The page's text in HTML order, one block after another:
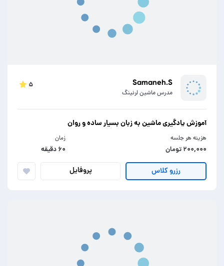
Samaneh.S
مدرس ماشین لرنینگ
۵
آموزش یادگیری ماشین به زبان بسیار ساده و روان
هزینه هر جلسه
۲۰۰,۰۰۰ تومان
زمان
۶۰ دقیقه
رزرو کلاس پروفایل